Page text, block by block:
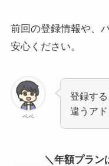
前回の登録情報や、
安心ください。
ペペ
登録す
違うアド
＼年額プラン